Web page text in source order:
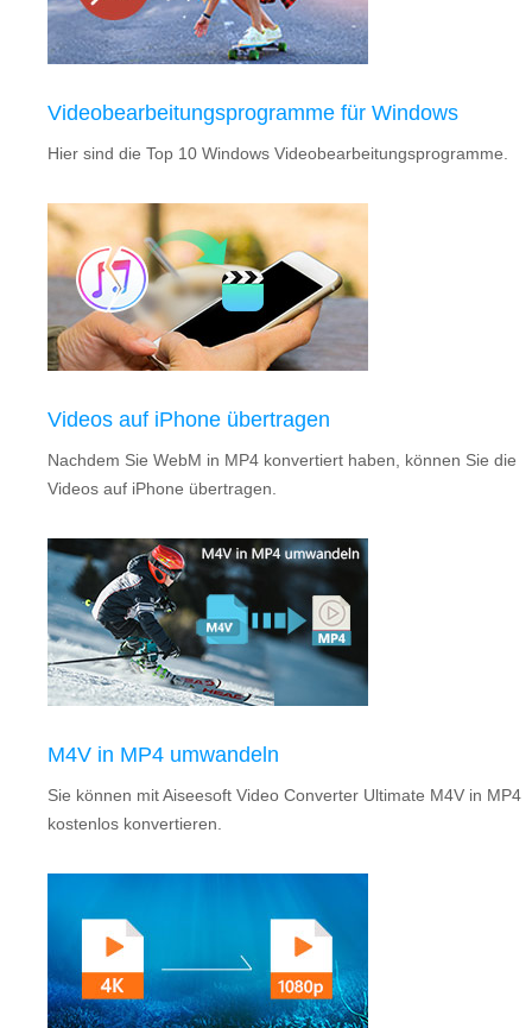
Videobearbeitungsprogramme für Windows
Hier sind die Top 10 Windows Videobearbeitungsprogramme.
Videos auf iPhone übertragen
Nachdem Sie WebM in MP4 konvertiert haben, können Sie die
Videos auf iPhone übertragen.
M4V in MP4 umwandeln
Sie können mit Aiseesoft Video Converter Ultimate M4V in MP4
kostenlos konvertieren.